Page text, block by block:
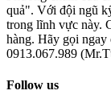
quả". Với đội ngũ
trong lĩnh vực này.
hàng. Hãy gọi ngay
0913.067.989
Follow us